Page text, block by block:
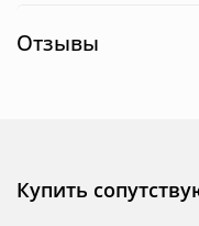
Отзывы
Купить